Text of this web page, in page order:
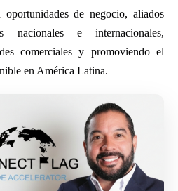
oportunidades de negocio, aliados
nacionales e internacionales,
comerciales y promoviendo el
en América Latina.